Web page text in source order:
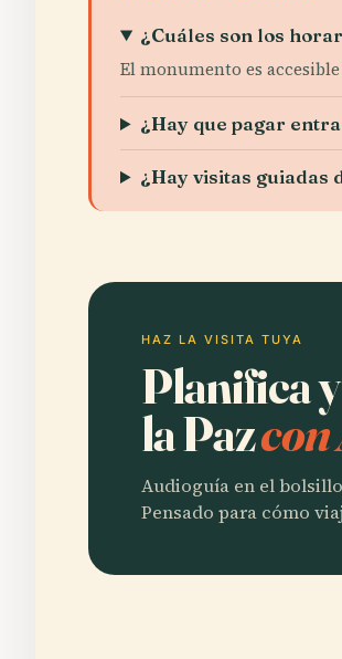
¿Cuáles son los
El monumento es
¿Hay que pagar
¿Hay visitas guiadas
HAZ LA VISITA TUYA
Planifica
la Paz
Audioguía en el
Pensado para cómo